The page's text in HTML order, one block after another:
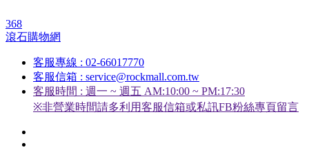
368
滾石購物網
客服專線 : 02-66017770
客服信箱 : service@rockmall.com.tw
客服時間 : 週一 ~ 週五 AM:10:00 ~ PM:17:30
※非營業時間請多利用客服信箱或私訊FB粉絲專頁留言